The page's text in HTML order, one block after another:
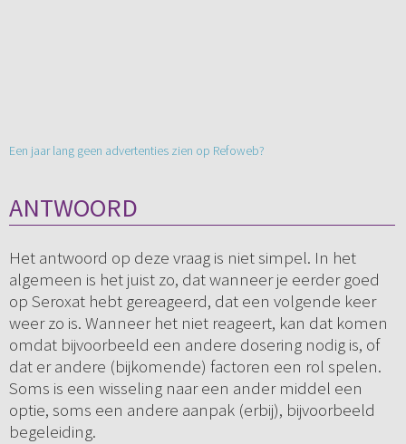
Een jaar lang geen advertenties zien op Refoweb?
ANTWOORD
Het antwoord op deze vraag is niet simpel. In het
algemeen is het juist zo, dat wanneer je eerder goed
op Seroxat hebt gereageerd, dat een volgende keer
weer zo is. Wanneer het niet reageert, kan dat komen
omdat bijvoorbeeld een andere dosering nodig is, of
dat er andere (bijkomende) factoren een rol spelen.
Soms is een wisseling naar een ander middel een
optie, soms een andere aanpak (erbij), bijvoorbeeld
begeleiding.